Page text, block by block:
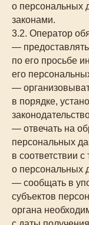
о персональных
законами.
3.2. Оператор
—
по его просьбе
его
—
в порядке,
— отвечать на
персональных
в соответствии
о персональных
— сообщать в
субъектов
органа